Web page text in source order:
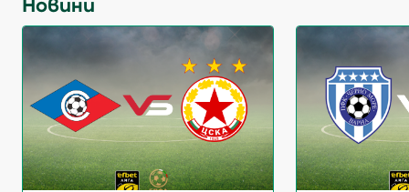
Новини